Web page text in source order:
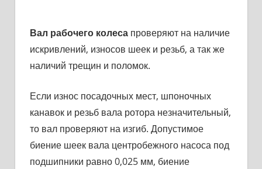
Вал рабочего колеса проверяют на наличие
искривлений, износов шеек и резьб, а так же
наличий трещин и поломок.
Если износ посадочных мест, шпоночных
канавок и резьб вала ротора незначительный,
то вал проверяют на изгиб. Допу­стимое
биение шеек вала центробежного насоса под
подшипники равно 0,025 мм, биение